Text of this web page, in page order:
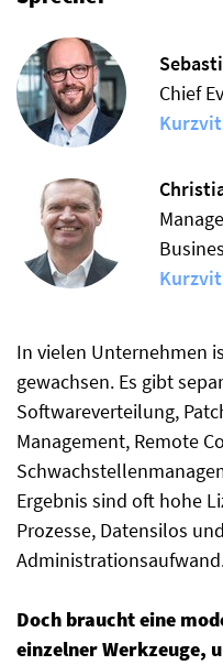
Chief
In vielen Unternehmen
gewachsen. Es gibt
Softwareverteilung,
Management, Remote
Ergebnis sind oft hohe
Prozesse, Datensilos
Doch braucht eine
einzelner Werkzeuge,